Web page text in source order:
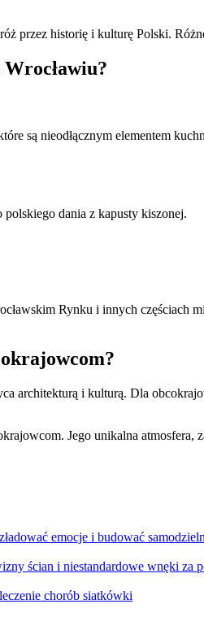
przez historię i kulturę Polski.
są nieodłącznym elementem
dania z kapusty kiszonej.
Rynku i innych częściach
architekturą i kulturą. Dla
Jego unikalna
emocje i budować
ścian i niestandardowe wnęki za
chorób siatkówki